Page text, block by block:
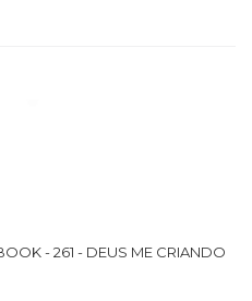
- 261 - DEUS ME CRIANDO